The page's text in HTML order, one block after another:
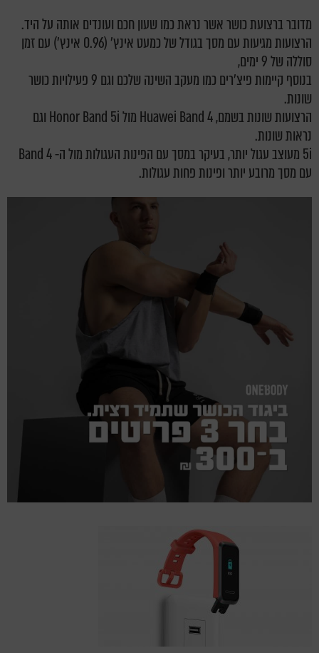
מדובר ברצועת כושר אשר נראת כמו שעון חכם ועונדים אותה על היד.
הרצועות מגיעות עם מסך בגודל של כמעט אינץ' (0.96 אינץ') עם זמן
סוללה של 9 ימים,
בנוסף קיימות פיצ'רים כמו מעקב השינה שלכם וגם 9 פעילויות כושר
שונות.
הרצועות שונות בשמם, Huawei Band 4 מול Honor Band 5i וגם
נראות שונות.
5i מעוצב עגול יותר, בעיקר במסך עם הפינות העגולות מול ה- Band 4
עם מסך מרובע יותר ופינות פחות עגולות.